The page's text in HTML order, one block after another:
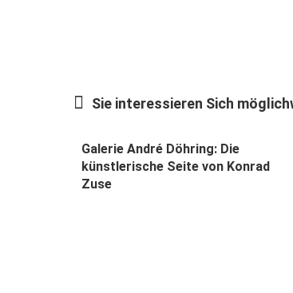
Sie interessieren Sich
Galerie André Döhring: Die
künstlerische Seite von Konrad
Zuse